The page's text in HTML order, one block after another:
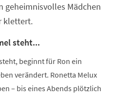
geheimnisvolles Mädchen
klettert.
steht...
beginnt für Ron ein
verändert. Ronetta Melux
– bis eines Abends plötzlich